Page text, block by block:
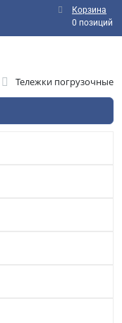
Корзина
0 позиций
Тележки погрузочные